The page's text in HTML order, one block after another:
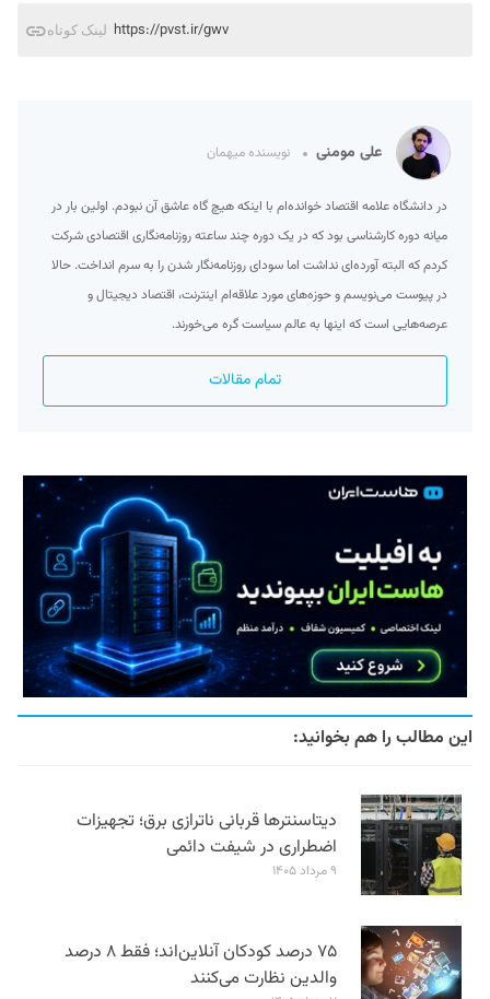
لینک کوتاه https://pvst.ir/gwv
علی مومنی نویسنده میهمان
در دانشگاه علامه اقتصاد خوانده‌ام با اینکه هیچ گاه عاشق آن نبودم. اولین بار در
میانه دوره کارشناسی بود که در یک دوره چند ساعته روزنامه‌نگاری اقتصادی شرکت
کردم که البته آورده‌ای نداشت اما سودای روزنامه‌نگار شدن را به سرم انداخت. حالا
در پیوست می‌نویسم و حوزه‌‌های مورد علاقه‌ام اینترنت، اقتصاد دیجیتال و
عرصه‌هایی است که اینها به عالم سیاست گره می‌خورند.
تمام مقالات
این مطالب را هم بخوانید:
دیتاسنترها قربانی ناترازی برق؛ تجهیزات
اضطراری در شیفت دائمی
۹ مرداد ۱۴۰۵
۷۵ درصد کودکان آنلاین‌اند؛ فقط ۸ درصد
والدین نظارت می‌کنند